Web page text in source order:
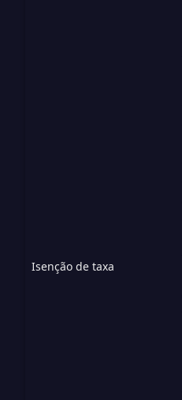
Isenção de taxa